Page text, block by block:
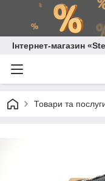
Інтернет-магазин
Товари та